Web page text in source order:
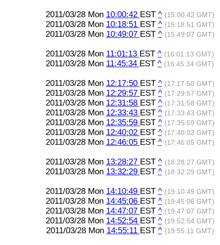
2011/03/28 Mon 10:00:42 EST ^ (15:00:42 GMT)
2011/03/28 Mon 10:18:51 EST ^ (15:18:51 GMT)
2011/03/28 Mon 10:49:07 EST ^ (15:49:07 GMT)
2011/03/28 Mon 11:01:13 EST ^ (16:01:13 GMT)
2011/03/28 Mon 11:45:34 EST ^ (16:45:34 GMT)
2011/03/28 Mon 12:17:50 EST ^ (17:17:50 GMT)
2011/03/28 Mon 12:29:57 EST ^ (17:29:57 GMT)
2011/03/28 Mon 12:31:58 EST ^ (17:31:58 GMT)
2011/03/28 Mon 12:33:43 EST ^ (17:33:43 GMT)
2011/03/28 Mon 12:35:59 EST ^ (17:35:59 GMT)
2011/03/28 Mon 12:40:02 EST ^ (17:40:02 GMT)
2011/03/28 Mon 12:46:05 EST ^ (17:46:05 GMT)
2011/03/28 Mon 13:28:27 EST ^ (18:28:27 GMT)
2011/03/28 Mon 13:32:29 EST ^ (18:32:29 GMT)
2011/03/28 Mon 14:10:49 EST ^ (19:10:49 GMT)
2011/03/28 Mon 14:45:06 EST ^ (19:45:06 GMT)
2011/03/28 Mon 14:47:07 EST ^ (19:47:07 GMT)
2011/03/28 Mon 14:52:54 EST ^ (19:52:54 GMT)
2011/03/28 Mon 14:55:11 EST ^ (19:55:11 GMT)